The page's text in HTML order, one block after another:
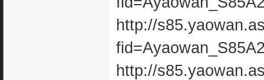
http://
http://